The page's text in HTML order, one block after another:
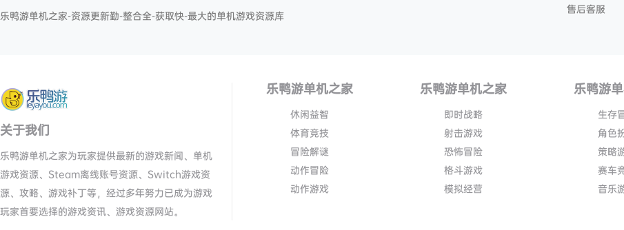
乐鸭游单机之家-资源更新勤-整合全-获取快-最大的单机游戏资源库
售后客服
关于我们
乐鸭游单机之家为玩家提供最新的游戏新闻、单机
游戏资源、Steam离线账号资源、Switch游戏资
源、攻略、游戏补丁等，经过多年努力已成为游戏
玩家首要选择的游戏资讯、游戏资源网站。
乐鸭游单机之家
休闲益智
体育竞技
冒险解谜
动作冒险
动作游戏
乐鸭游单机之家
即时战略
射击游戏
恐怖冒险
格斗游戏
模拟经营
乐鸭游
生存
角色
策略
赛车
音乐